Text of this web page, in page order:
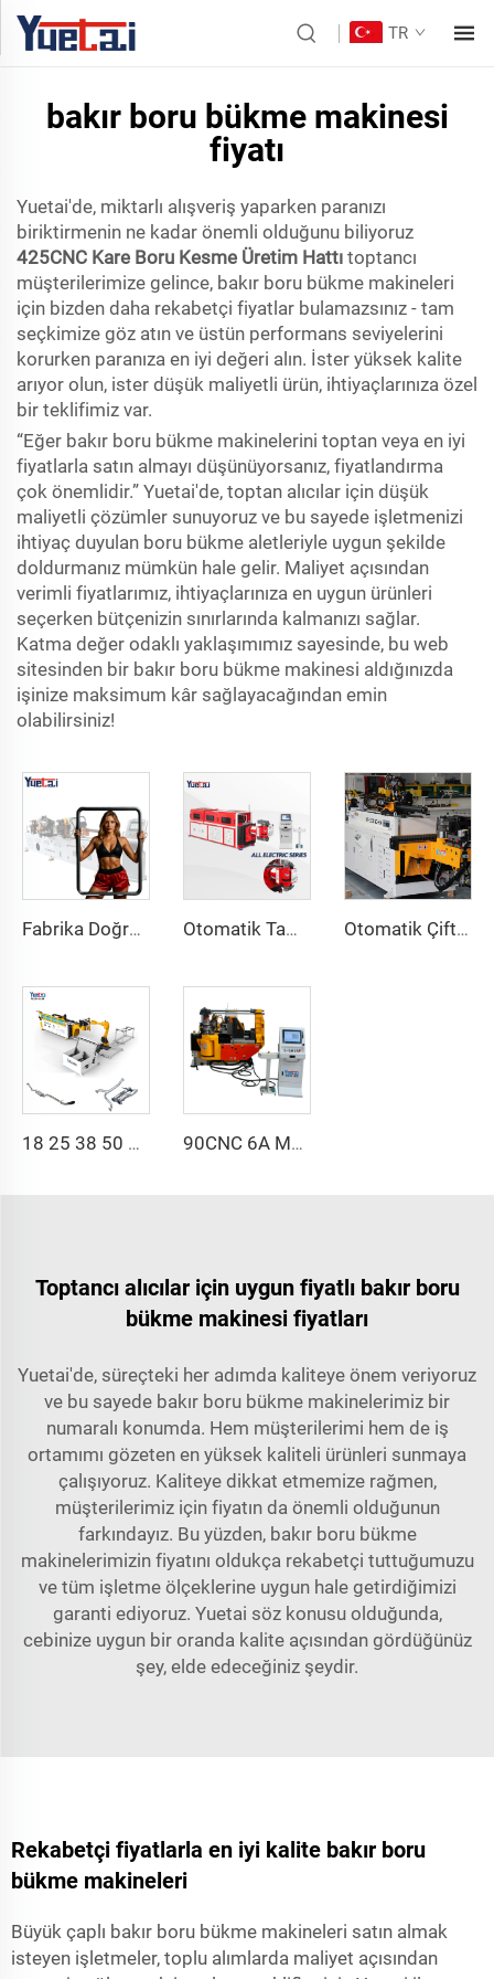
TR
bakır boru bükme makinesi
fiyatı
Yuetai'de, miktarlı alışveriş yaparken paranızı
biriktirmenin ne kadar önemli olduğunu biliyoruz
425CNC Kare Boru Kesme Üretim Hattı toptancı
müşterilerimize gelince, bakır boru bükme makineleri
için bizden daha rekabetçi fiyatlar bulamazsınız - tam
seçkimize göz atın ve üstün performans seviyelerini
korurken paranıza en iyi değeri alın. İster yüksek kalite
arıyor olun, ister düşük maliyetli ürün, ihtiyaçlarınıza özel
bir teklifimiz var.
“Eğer bakır boru bükme makinelerini toptan veya en iyi
fiyatlarla satın almayı düşünüyorsanız, fiyatlandırma
çok önemlidir.” Yuetai'de, toptan alıcılar için düşük
maliyetli çözümler sunuyoruz ve bu sayede işletmenizi
ihtiyaç duyulan boru bükme aletleriyle uygun şekilde
doldurmanız mümkün hale gelir. Maliyet açısından
verimli fiyatlarımız, ihtiyaçlarınıza en uygun ürünleri
seçerken bütçenizin sınırlarında kalmanızı sağlar.
Katma değer odaklı yaklaşımımız sayesinde, bu web
sitesinden bir bakır boru bükme makinesi aldığınızda
işinize maksimum kâr sağlayacağından emin
olabilirsiniz!
Fabrika Doğrudan Satışlı Çift Başlıklı CNC Otomatik Hidrolik Boru Bükme Makinesi Karbon Çelik Boru Bükme Makinesi Otomatik Tam Elektrikli Döner İkili Yönlü CNC Serisi Metal Çelik Boru Bükme Makinesi Boru Bükme Makineleri Otomatik Çift Kollu Boru Bükme Makinesi CNC Aynı Anda 2 Yönlü Tüp Şekillendirme Sistemi Egzoz & Küpeşteler için Boru Bükme Makinesi
18 25 38 50 CNC 4A 2S Çelik Otomatik Boru Bükme Makinesi ve Tüp Bükme Makineleri Fiyatı İtme Fonksiyonlu 1 İnch 2 İnch 3 İnch Hattı 90CNC 6A MS CNC Tüp Bükme Makinesi Demir Tüp Kare Boru Bükme Makinesi Motorlu Alüminyum ve Paslanmaz Çelik Beygir Tüp Borular İçin
Toptancı alıcılar için uygun fiyatlı bakır boru
bükme makinesi fiyatları
Yuetai'de, süreçteki her adımda kaliteye önem veriyoruz
ve bu sayede bakır boru bükme makinelerimiz bir
numaralı konumda. Hem müşterilerimi hem de iş
ortamımı gözeten en yüksek kaliteli ürünleri sunmaya
çalışıyoruz. Kaliteye dikkat etmemize rağmen,
müşterilerimiz için fiyatın da önemli olduğunun
farkındayız. Bu yüzden, bakır boru bükme
makinelerimizin fiyatını oldukça rekabetçi tuttuğumuzu
ve tüm işletme ölçeklerine uygun hale getirdiğimizi
garanti ediyoruz. Yuetai söz konusu olduğunda,
cebinize uygun bir oranda kalite açısından gördüğünüz
şey, elde edeceğiniz şeydir.
Rekabetçi fiyatlarla en iyi kalite bakır boru
bükme makineleri
Büyük çaplı bakır boru bükme makineleri satın almak
isteyen işletmeler, toplu alımlarda maliyet açısından